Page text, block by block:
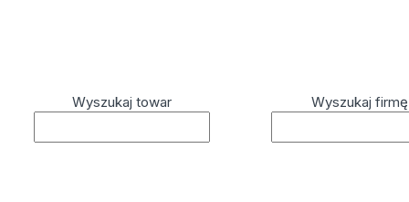
Wyszukaj towar Wyszukaj firmę